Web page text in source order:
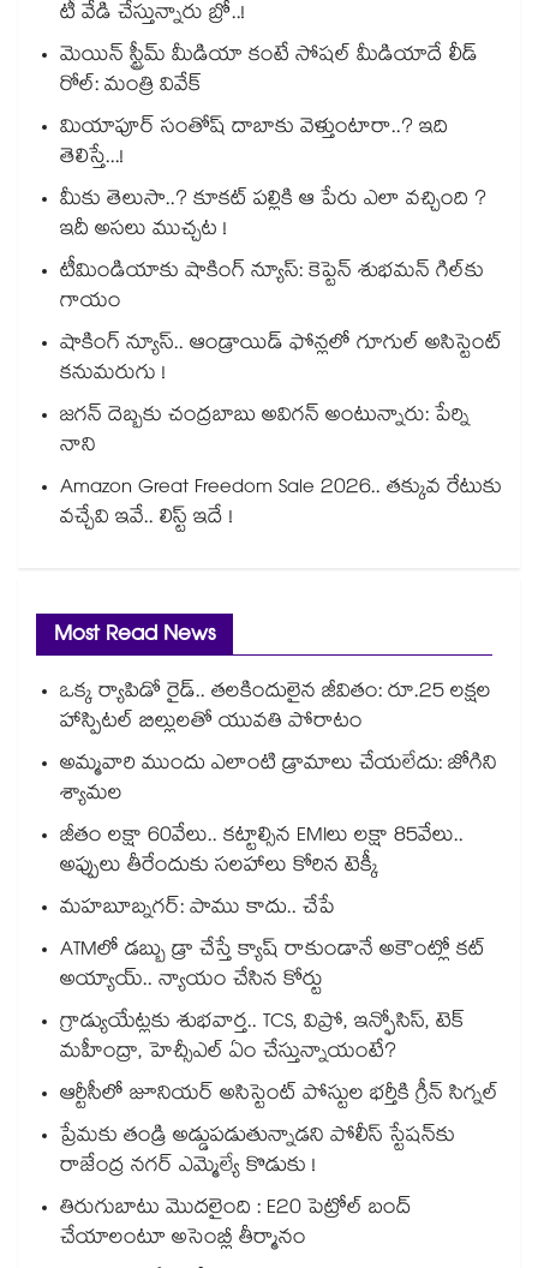
టీ వేడి చేస్తున్నారు బ్రో..!
మెయిన్ స్ట్రీమ్ మీడియా కంటే సోషల్ మీడియాదే లీడ్
రోల్: మంత్రి వివేక్
మియాపూర్ సంతోష్ దాబాకు వెళ్తుంటారా..? ఇది
తెలిస్తే...!
మీకు తెలుసా..? కూకట్ పల్లికి ఆ పేరు ఎలా వచ్చింది ?
ఇదీ అసలు ముచ్చట !
టీమిండియాకు షాకింగ్ న్యూస్: కెప్టెన్ శుభమన్ గిల్‎కు
గాయం
షాకింగ్ న్యూస్.. ఆండ్రాయిడ్ ఫోన్లలో గూగుల్ అసిస్టెంట్
కనుమరుగు !
జగన్ దెబ్బకు చంద్రబాబు అవిగన్ అంటున్నారు: పేర్ని
నాని
Amazon Great Freedom Sale 2026.. తక్కువ రేటుకు
వచ్చేవి ఇవే.. లిస్ట్ ఇదే !
Most Read News
ఒక్క ర్యాపిడో రైడ్.. తలకిందులైన జీవితం: రూ.25 లక్షల
హాస్పిటల్ బిల్లులతో యువతి పోరాటం
అమ్మవారి ముందు ఎలాంటి డ్రామాలు చేయలేదు: జోగిని
శ్యామల
జీతం లక్షా 60వేలు.. కట్టాల్సిన EMIలు లక్షా 85వేలు..
అప్పులు తీరేందుకు సలహాలు కోరిన టెక్కీ
మహబూబ్నగర్: పాము కాదు.. చేపే
ATMలో డబ్బు డ్రా చేస్తే క్యాష్ రాకుండానే అకౌంట్లో కట్
అయ్యాయ్.. న్యాయం చేసిన కోర్టు
గ్రాడ్యుయేట్లకు శుభవార్త.. TCS, విప్రో, ఇన్ఫోసిస్, టెక్
మహీంద్రా, హెచ్సీఎల్ ఏం చేస్తున్నాయంటే?
ఆర్టీసీలో జూనియర్ అసిస్టెంట్‌‌ పోస్టుల భర్తీకి గ్రీన్‌‌ సిగ్నల్
ప్రేమకు తండ్రి అడ్డుపడుతున్నాడని పోలీస్ స్టేషన్⁪కు
రాజేంద్ర నగర్ ఎమ్మెల్యే కొడుకు !
తిరుగుబాటు మొదలైంది : E20 పెట్రోల్ బంద్
చేయాలంటూ అసెంబ్లీ తీర్మానం